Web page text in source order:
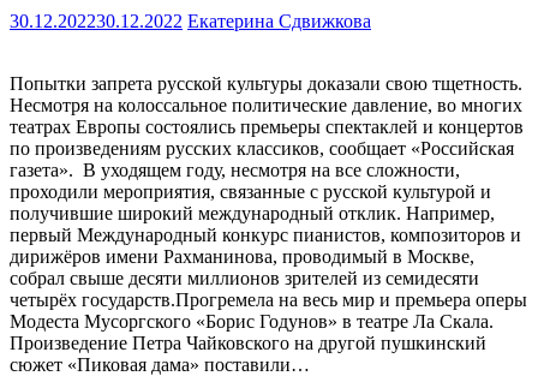
30.12.202230.12.2022 Екатерина Сдвижкова
Попытки запрета русской культуры доказали свою тщетность.
Несмотря на колоссальное политические давление, во многих
театрах Европы состоялись премьеры спектаклей и концертов
по произведениям русских классиков, сообщает «Российская
газета». В уходящем году, несмотря на все сложности,
проходили мероприятия, связанные с русской культурой и
получившие широкий международный отклик. Например,
первый Международный конкурс пианистов, композиторов и
дирижёров имени Рахманинова, проводимый в Москве,
собрал свыше десяти миллионов зрителей из семидесяти
четырёх государств.Прогремела на весь мир и премьера оперы
Модеста Мусоргского «Борис Годунов» в театре Ла Скала.
Произведение Петра Чайковского на другой пушкинский
сюжет «Пиковая дама» поставили…